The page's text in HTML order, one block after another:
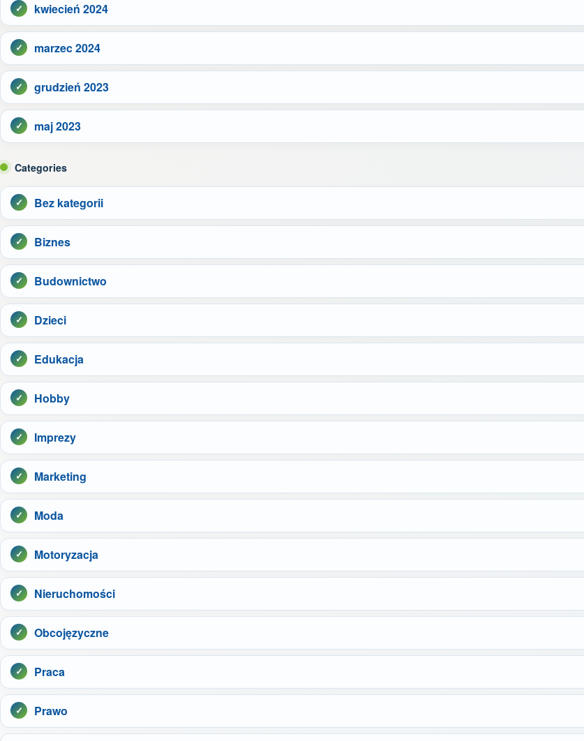
kwiecień 2024
marzec 2024
grudzień 2023
maj 2023
Categories
Bez kategorii
Biznes
Budownictwo
Dzieci
Edukacja
Hobby
Imprezy
Marketing
Moda
Motoryzacja
Nieruchomości
Obcojęzyczne
Praca
Prawo